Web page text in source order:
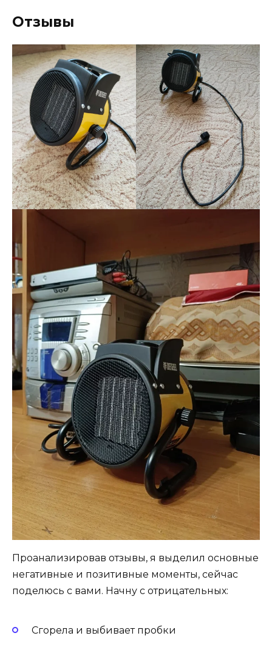
Отзывы
Проанализировав отзывы, я выделил основные
негативные и позитивные моменты, сейчас
поделюсь с вами. Начну с отрицательных:
Сгорела и выбивает пробки